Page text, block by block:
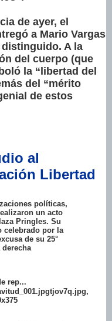
de ayer, el
a Mario Vargas
A la
del cuerpo (que
la “libertad del
del “mérito
de estos
al
Libertad
políticas,
un acto
Pringles. Su
celebrado por la
de su 25°